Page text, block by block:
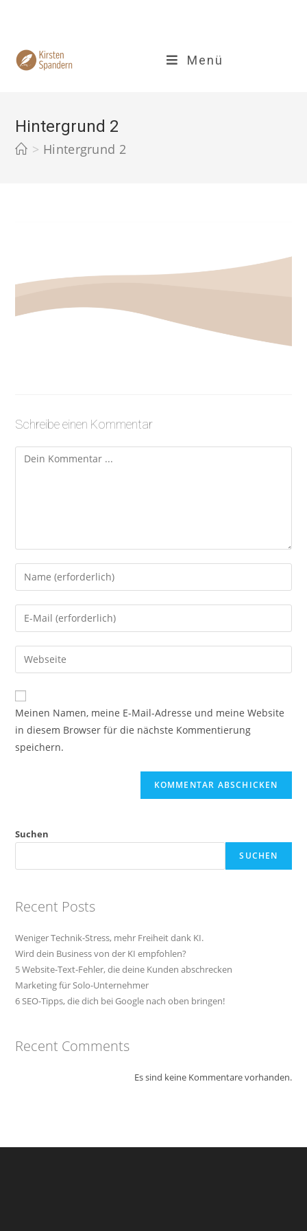
Menü
Hintergrund 2
> Hintergrund 2
Schreibe einen Kommentar
Kommentieren
Gib
deinen
Namen
oder
zum
Kommentieren
ein
Gib
deine
E-
Mail-
zum
Kommentieren
ein
Gib
deine
Website-
URL
Meinen Namen, meine E-Mail-Adresse und meine Website
in diesem Browser für die nächste Kommentierung
speichern.
Suchen
SUCHEN
Recent Posts
Weniger Technik-Stress, mehr Freiheit dank KI.
Wird dein Business von der KI empfohlen?
5 Website-Text-Fehler, die deine Kunden abschrecken
Marketing für Solo-Unternehmer
6 SEO-Tipps, die dich bei Google nach oben bringen!
Recent Comments
Es sind keine Kommentare vorhanden.